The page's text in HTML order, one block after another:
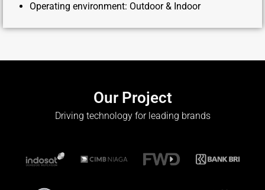
Operating environment: Outdoor & Indoor
Our Project
Driving technology for leading brands